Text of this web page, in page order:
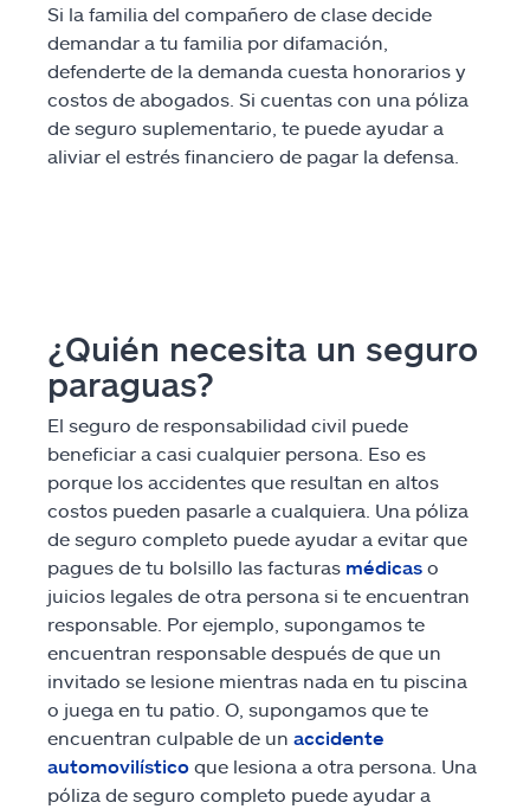
Si la familia del compañero de clase decide
demandar a tu familia por difamación,
defenderte de la demanda cuesta honorarios y
costos de abogados. Si cuentas con una póliza
de seguro suplementario, te puede ayudar a
aliviar el estrés financiero de pagar la defensa.
¿Quién necesita un seguro
paraguas?
El seguro de responsabilidad civil puede
beneficiar a casi cualquier persona. Eso es
porque los accidentes que resultan en altos
costos pueden pasarle a cualquiera. Una póliza
de seguro completo puede ayudar a evitar que
pagues de tu bolsillo las facturas médicas o
juicios legales de otra persona si te encuentran
responsable. Por ejemplo, supongamos te
encuentran responsable después de que un
invitado se lesione mientras nada en tu piscina
o juega en tu patio. O, supongamos que te
encuentran culpable de un accidente
automovilístico que lesiona a otra persona. Una
póliza de seguro completo puede ayudar a